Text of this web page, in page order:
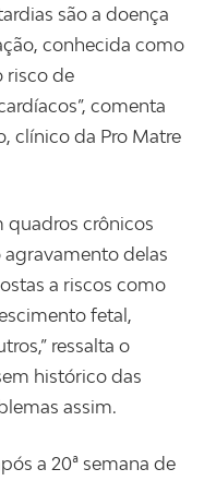
são a doença
conhecida como
risco de
comenta
clínico da Pro Matre
quadros crônicos
delas
a riscos como
fetal,
ressalta o
histórico das
assim.
a 20ª semana de